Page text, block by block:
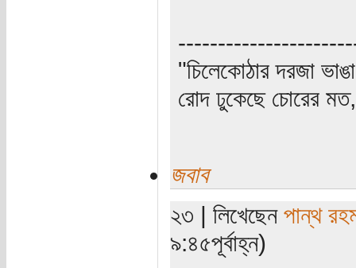
"চিলেকোঠার দরজা
রোদ ঢুকেছে চোরের মত,
জবাব
২৩ | লিখেছেন পান্থ
৯:৪৫পূর্বাহ্ন)